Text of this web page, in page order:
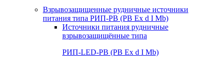
Взрывозащищенные рудничные источники
питания типа РИП-РВ (РВ Ex d I Mb)
Источники питания рудничные
взрывозащищённые типа
РИП-LED-РВ (РВ Ex d I Mb)